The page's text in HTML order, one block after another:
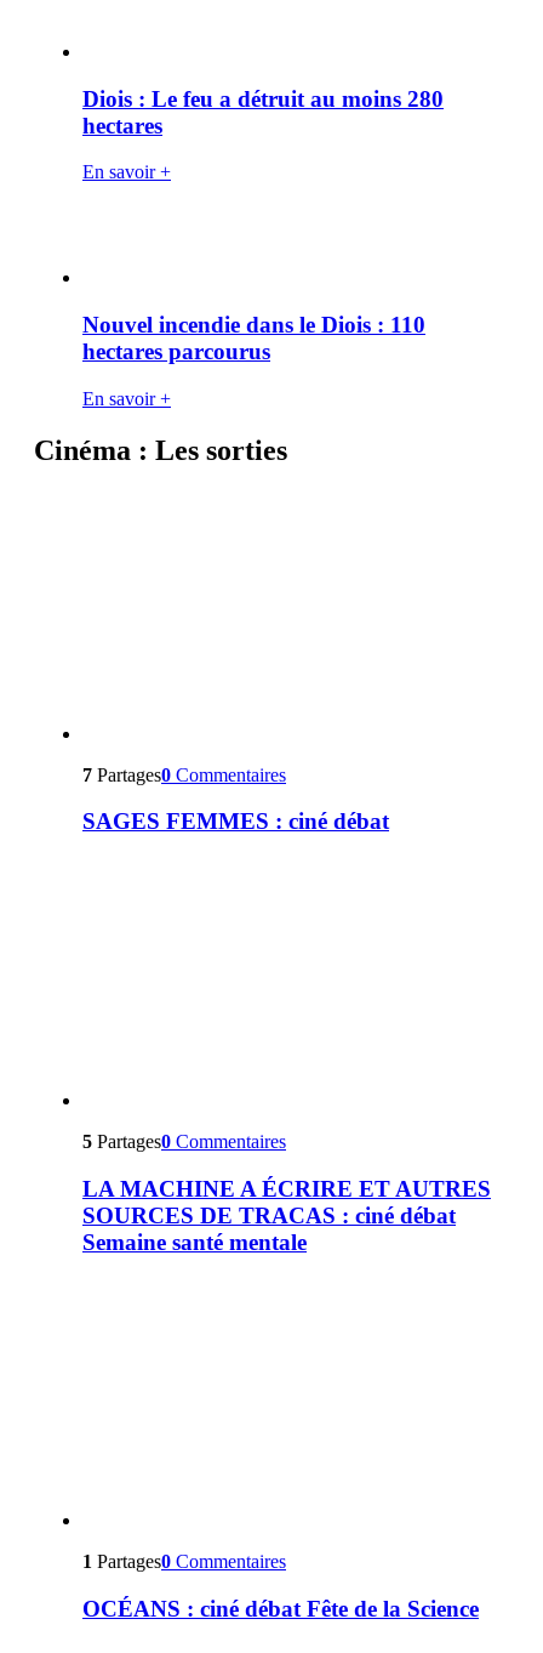
Diois : Le feu a détruit au moins 280
hectares
En savoir +
Nouvel incendie dans le Diois : 110
hectares parcourus
En savoir +
Cinéma : Les sorties
7 Partages0 Commentaires
SAGES FEMMES : ciné débat
5 Partages0 Commentaires
LA MACHINE A ÉCRIRE ET AUTRES
SOURCES DE TRACAS : ciné débat
Semaine santé mentale
1 Partages0 Commentaires
OCÉANS : ciné débat Fête de la Science